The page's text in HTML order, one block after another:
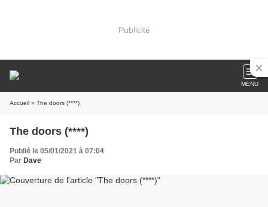
Publicité
MENU
Accueil » The doors (****)
The doors (****)
Publié le 05/01/2021 à 07:04
Par Dave